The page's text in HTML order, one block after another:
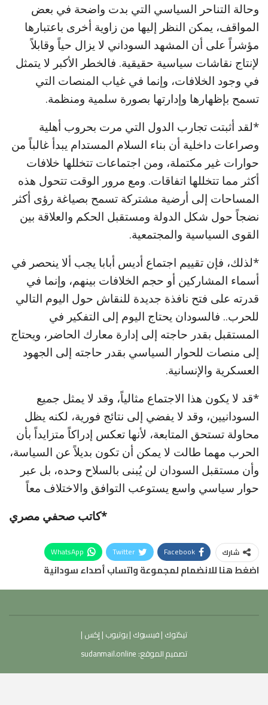
وحالة التناحر السياسي التي بدت واضحة في بعض
المواقف، يمكن النظر إليها من زاوية أخرى باعتبارها
مؤشراً على أن المشهد السوداني لا يزال حياً وقابلاً
لإنتاج نقاشات سياسية حقيقية. فالخطر الأكبر لا يتمثل
في وجود الخلافات، وإنما في غياب المنصات التي
تسمح بإظهارها وإدارتها بصورة سلمية ومنظمة.
*لقد أثبتت تجارب الدول التي مرت بحروب أهلية
وصراعات داخلية أن بناء السلام المستدام يبدأ غالباً من
حوارات غير مكتملة، ومن اجتماعات تتخللها خلافات
أكثر مما تتخللها اتفاقات. ومع مرور الوقت تتحول هذه
المساحات إلى أرضية مشتركة تسمح بصياغة رؤى أكثر
نضجاً حول شكل الدولة ومستقبل الحكم والعلاقة بين
القوى السياسية والمجتمعية.
*لذلك، فإن تقييم اجتماع أديس أبابا يجب ألا ينحصر في
أسماء المشاركين أو حجم الخلافات بينهم، وإنما في
قدرته على فتح نافذة جديدة للنقاش حول اليوم التالي
للحرب.. فالسودان يحتاج اليوم إلى التفكير في
المستقبل بقدر حاجته إلى إدارة معارك الحاضر، ويحتاج
إلى منصات للحوار السياسي بقدر حاجته إلى الجهود
العسكرية والإنسانية.
*قد لا يكون هذا الاجتماع مثالياً، وقد لا يمثل جميع
السودانيين، وقد لا يفضي إلى نتائج فورية، لكنه يظل
محاولة تستحق المتابعة، لأنها تعكس إدراكاً متزايداً بأن
الحرب مهما طالت لا يمكن أن تكون بديلاً عن السياسة،
وأن مستقبل السودان لن يُبنى بالسلاح وحده، بل عبر
حوار سياسي واسع يستوعب التوافق والاختلاف معاً
*كاتب صحفي مصري
شارك Facebook
Twitter
WhatsApp
اضغط هنا للانضمام لمجموعة واتساب أصداء سودانية
تيكتوك |فيسبوك |يوتيوب |إكس |
تصميم الموقع: sudanmail.online